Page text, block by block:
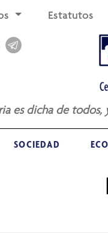
Estatutos
es dicha de
SOCIEDAD